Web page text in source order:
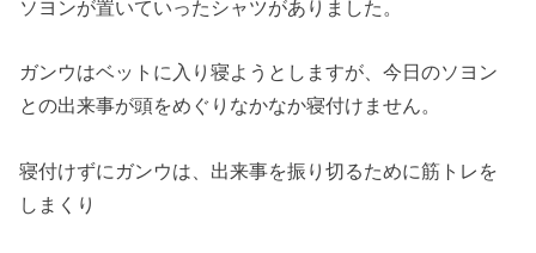
ソヨンが置いていったシャツがありました。
ガンウはベットに入り寝ようとしますが、今日のソヨン
との出来事が頭をめぐりなかなか寝付けません。
寝付けずにガンウは、出来事を振り切るために筋トレを
しまくり